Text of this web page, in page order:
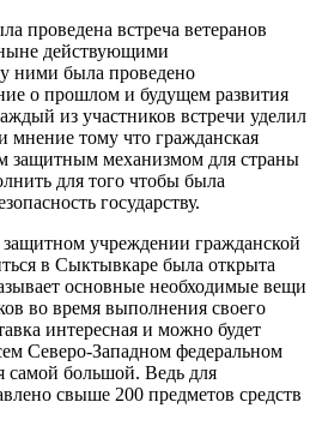
проведена встреча ветеранов
действующими
ними была проведено
о прошлом и будущем развития
из участников встречи уделил
мнение тому что гражданская
защитным механизмом для страны
для того чтобы была
государству.
защитном учреждении гражданской
в Сыктывкаре была открыта
основные необходимые вещи
во время выполнения своего
интересная и можно будет
Северо-Западном федеральном
самой большой. Ведь для
свыше 200 предметов средств